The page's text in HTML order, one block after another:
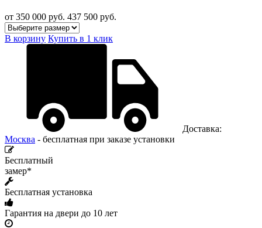
от 350 000 руб. 437 500 руб.
В корзину Купить в 1 клик
Доставка:
Москва - бесплатная при заказе установки
Бесплатный
замер*
Бесплатная установка
Гарантия на двери до 10 лет